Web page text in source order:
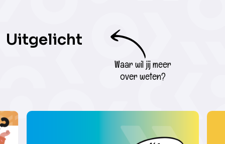
Uitgelicht
Waar wil jij meer
over weten?